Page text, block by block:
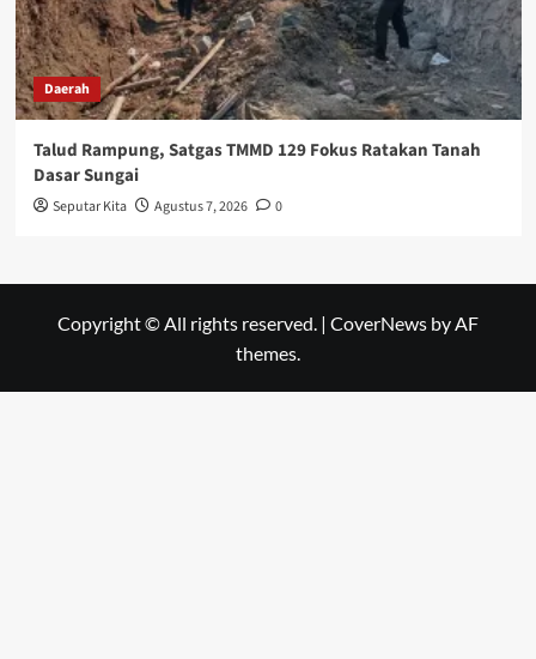
Daerah
Talud Rampung, Satgas TMMD 129 Fokus Ratakan Tanah
Dasar Sungai
Seputar Kita Agustus 7, 2026 0
Copyright © All rights reserved. | CoverNews by AF
themes.